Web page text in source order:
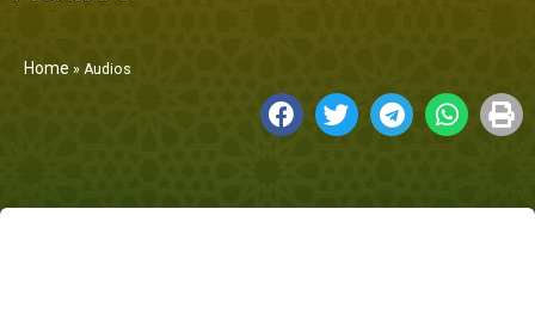
Home » Audios